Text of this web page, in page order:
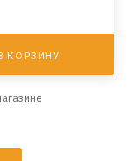
КОРЗИНУ